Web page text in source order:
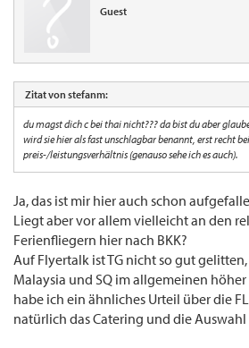
Guest
Zitat von stefanm:
du magst dich c bei thai nicht??? da bist du aber
wird sie hier als fast unschlagbar benannt, erst recht
preis-/leistungsverhältnis (genauso sehe ich es auch).
Ja, das ist mir hier auch schon
Liegt aber vor allem vielleicht an den
Ferienfliegern hier nach BKK?
Auf Flyertalk ist TG nicht so gut
Malaysia und SQ im allgemeinen höher
habe ich ein ähnliches Urteil über die
natürlich das Catering und die